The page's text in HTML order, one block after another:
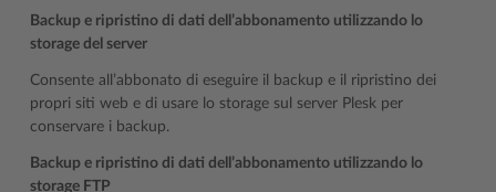
Backup e ripristino di dati dell’abbonamento utilizzando lo
storage del server
Consente all’abbonato di eseguire il backup e il ripristino dei
propri siti web e di usare lo storage sul server Plesk per
conservare i backup.
Backup e ripristino di dati dell’abbonamento utilizzando lo
storage FTP